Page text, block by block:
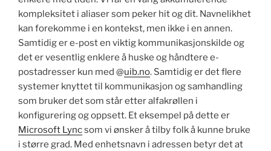
kompleksitet i aliaser som peker hit og dit. Navnelikhet
kan forekomme i en kontekst, men ikke i en annen.
Samtidig er e-post en viktig kommunikasjonskilde og
det er vesentlig enklere å huske og håndtere e-
postadresser kun med @uib.no. Samtidig er det flere
systemer knyttet til kommunikasjon og samhandling
som bruker det som står etter alfakrøllen i
konfigurering og oppsett. Et eksempel på dette er
Microsoft Lyncsom vi ønsker å tilby folk å kunne bruke
i større grad. Med enhetsnavn i adressen betyr det at